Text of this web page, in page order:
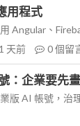
用程式
Angular、
1 天前 0個留
：企業要先
版 AI 帳號，治